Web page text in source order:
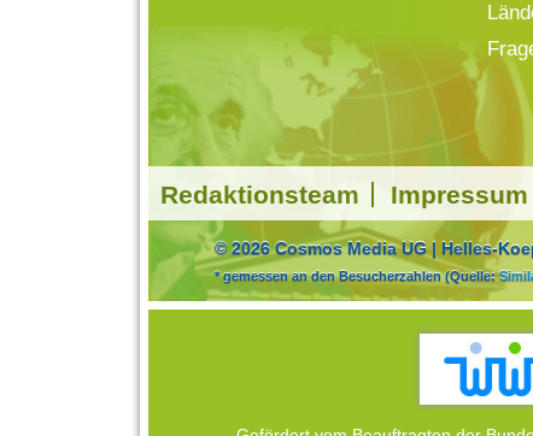
Redaktionsteam Impressum
© 2026 Cosmos Media UG | Helles-
* gemessen an den Besucherzahlen (Quelle: